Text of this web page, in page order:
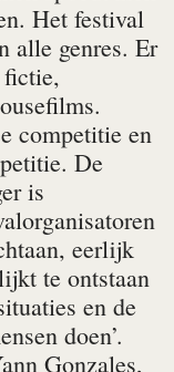
Het festival
alle genres. Er
competitie en
De
is
eerlijk
te ontstaan
en de
doen’.
Gonzales,